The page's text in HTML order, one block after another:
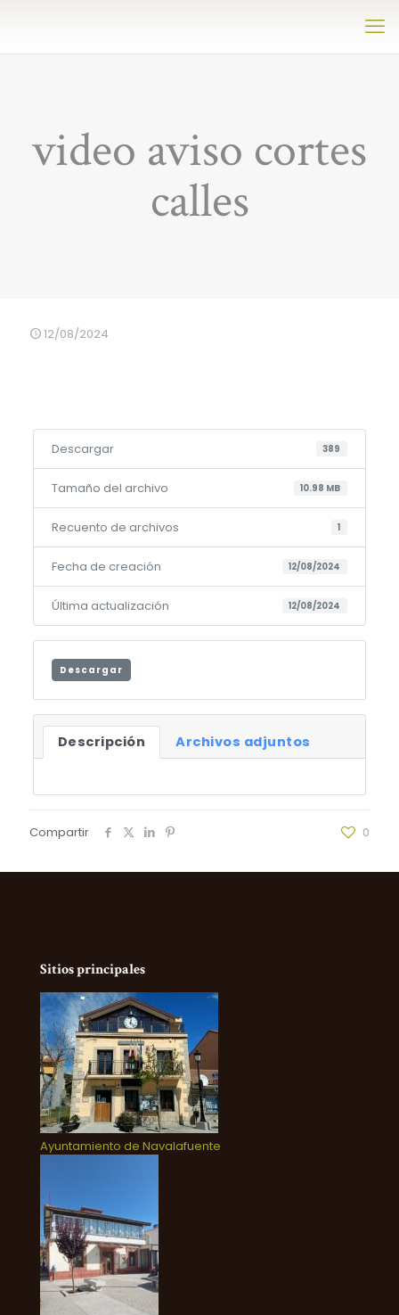
video aviso cortes
calles
12/08/2024
Descargar 389
Tamaño del archivo 10.98 MB
Recuento de archivos 1
Fecha de creación 12/08/2024
Última actualización 12/08/2024
Descargar
Descripción Archivos adjuntos
Compartir 0
Sitios principales
Ayuntamiento de Navalafuente